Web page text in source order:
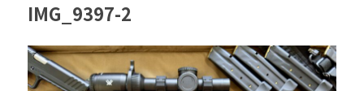
IMG_9397-2